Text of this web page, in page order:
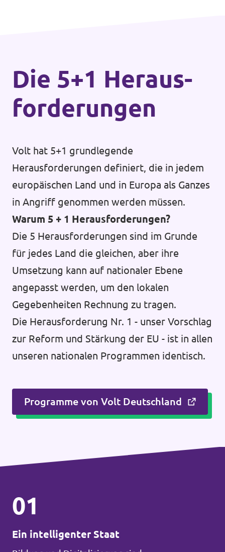
Die 5+1 Heraus­
forderungen
Volt hat 5+1 grundlegende
Herausforderungen definiert, die in jedem
europäischen Land und in Europa als Ganzes
in Angriff genommen werden müssen.
Warum 5 + 1 Herausforderungen?
Die 5 Herausforderungen sind im Grunde
für jedes Land die gleichen, aber ihre
Umsetzung kann auf nationaler Ebene
angepasst werden, um den lokalen
Gegebenheiten Rechnung zu tragen.
Die Herausforderung Nr. 1 - unser Vorschlag
zur Reform und Stärkung der EU - ist in allen
unseren nationalen Programmen identisch.
Programme von Volt Deutschland
01
Ein intelligenter Staat